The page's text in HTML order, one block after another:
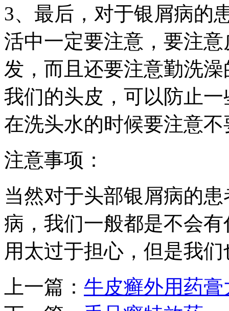
3、最后，对于银屑病的
活中一定要注意，要注
发，而且还要注意勤洗
我们的头皮，可以防止
在洗头水的时候要注意
注意事项：
当然对于头部银屑病的
病，我们一般都是不会
用太过于担心，但是我
上一篇： 牛皮癣外用药